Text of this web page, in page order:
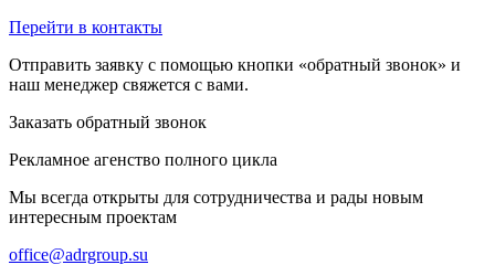
Перейти в контакты
Отправить заявку с помощью кнопки «обратный звонок» и
наш менеджер свяжется с вами.
Заказать обратный звонок
Рекламное агенство полного цикла
Мы всегда открыты для сотрудничества и рады новым
интересным проектам
office@adrgroup.su